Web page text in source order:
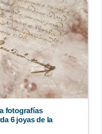
fotografías
6 joyas de la